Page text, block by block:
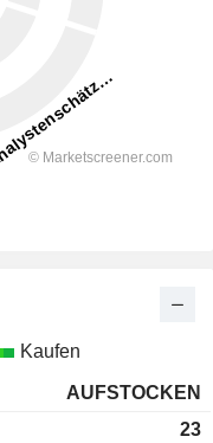
Kaufen
AUFSTOCKEN
23